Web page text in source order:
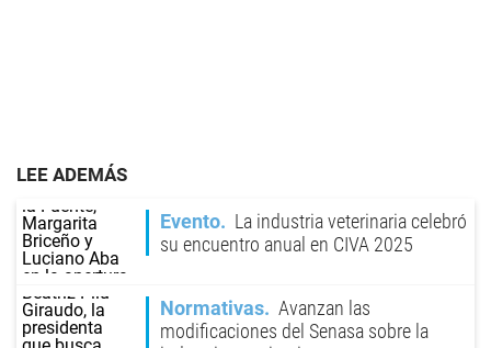
LEE ADEMÁS
Evento
La industria veterinaria celebró
su encuentro anual en CIVA 2025
Normativas
Avanzan las
modificaciones del Senasa sobre la